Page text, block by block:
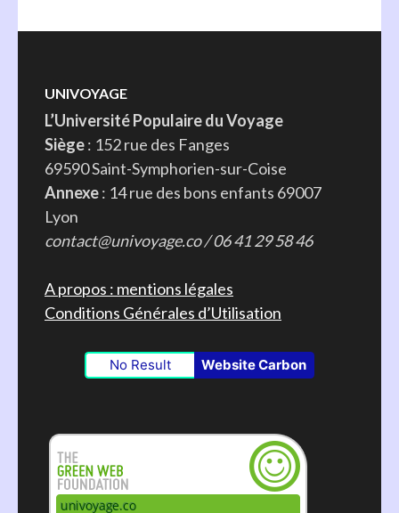
UNIVOYAGE
L’Université Populaire du Voyage
Siège: 152 rue des Fanges
69590 Saint-Symphorien-sur-Coise
Annexe: 14 rue des bons enfants 69007
Lyon
contact@univoyage.co / 06 41 29 58 46
A propos : mentions légales
Conditions Générales d’Utilisation
No Result Website Carbon